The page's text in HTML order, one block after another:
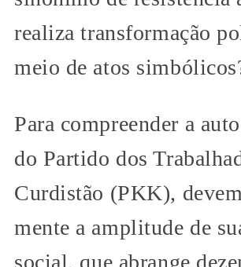
realiza transformação
meio de atos
Para compreender a
do Partido dos
Curdistão (PKK),
mente a amplitude de
social, que abrange